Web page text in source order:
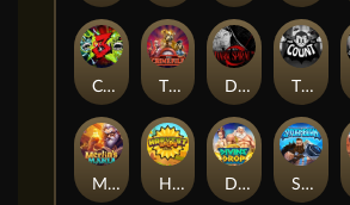
The Crime File THE COUNT
CHAOS CREW 3
STORMBORN
Divine Drop
Merlin's Mania
Dark Spiral
Harvest Wilds